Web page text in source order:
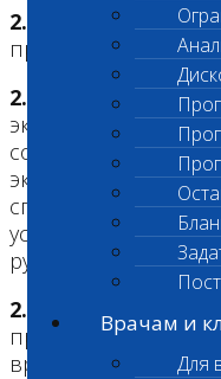
Врачам и
Для
2.2.
Пациенты
приоритетном
2.2.1.
Пациенты,
экстренной
состояния и
экстренности
спорных случаях
устанавливается
руководством
2.2.2.
Пациенты,
предварительной
времени.